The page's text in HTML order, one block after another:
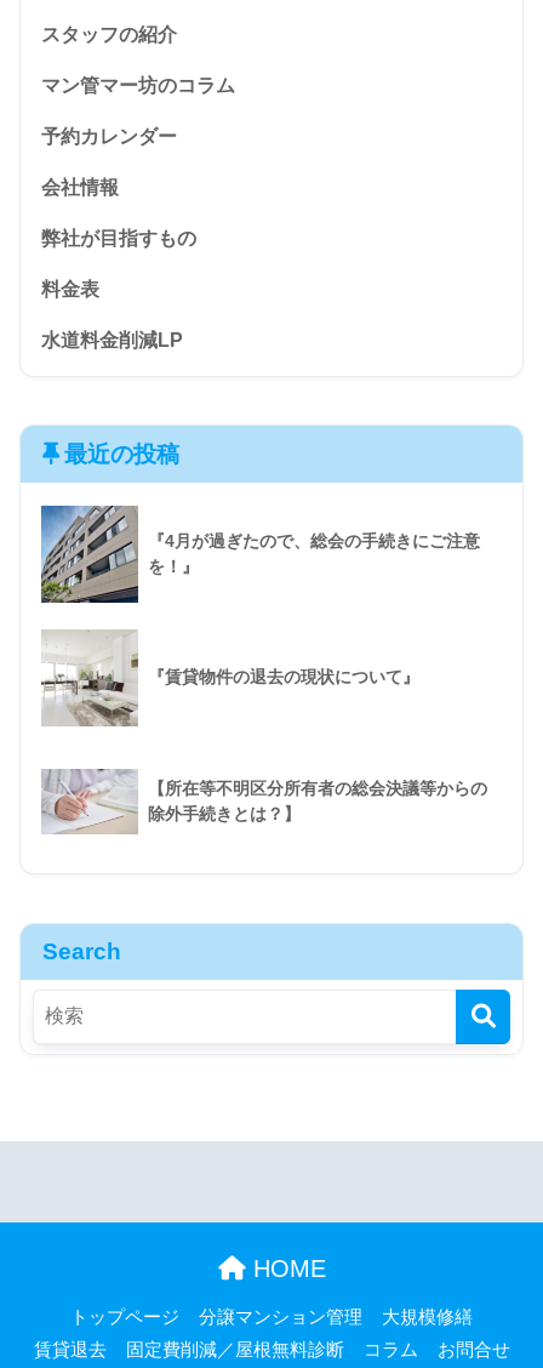
スタッフの紹介
マン管マー坊のコラム
予約カレンダー
会社情報
弊社が目指すもの
料金表
水道料金削減LP
最近の投稿
『4月が過ぎたので、総会の手続きにご注意
を！』
『賃貸物件の退去の現状について』
【所在等不明区分所有者の総会決議等からの
除外手続きとは？】
Search
HOME
トップページ 分譲マンション管理
大規模修繕
賃貸退去
固定費削減／屋根無料診断 コラム お問合せ